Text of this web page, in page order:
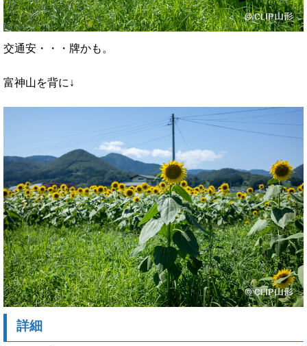
交通安・・・牌かも。
富神山を背に↓
詳細